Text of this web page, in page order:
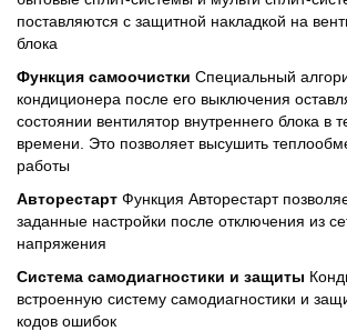
поставляются с защитной накладкой на
блока
Функция самоочистки Специальный
кондиционера после его выключения
состоянии вентилятор внутреннего блока в
времени. Это позволяет высушить
работы
Авторестарт Функция Авторестарт
заданные настройки после отключения из
напряжения
Система самодиагностики и защиты
встроенную систему самодиагностики и
кодов ошибок